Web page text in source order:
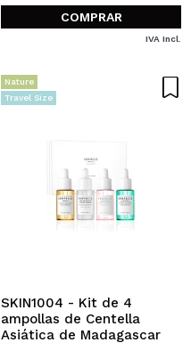
COMPRAR
IVA Incl.
Nature
Travel Size
SKIN1004 - Kit de 4
ampollas de Centella
Asiática de Madagascar